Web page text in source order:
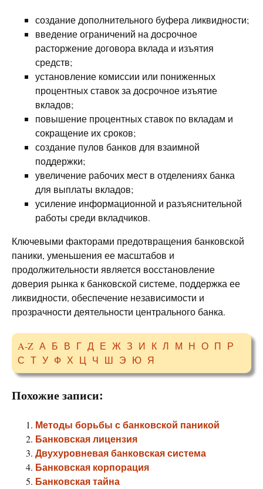
создание дополнительного буфера ликвидности;
введение ограничений на досрочное
расторжение договора вклада и изъятия
средств;
установление комиссии или пониженных
процентных ставок за досрочное изъятие
вкладов;
повышение процентных ставок по вкладам и
сокращение их сроков;
создание пулов банков для взаимной
поддержки;
увеличение рабочих мест в отделениях банка
для выплаты вкладов;
усиление информационной и разъяснительной
работы среди вкладчиков.
Ключевыми факторами предотвращения банковской
паники, уменьшения ее масштабов и
продолжительности является восстановление
доверия рынка к банковской системе, поддержка ее
ликвидности, обеспечение независимости и
прозрачности деятельности центрального банка.
A-Z А Б В Г Д Е Ж З И К Л М Н О П Р
С Т У Ф Х Ц Ч Ш Э Ю Я
Похожие записи:
Методы борьбы с банковской паникой
Банковская лицензия
Двухуровневая банковская система
Банковская корпорация
Банковская тайна